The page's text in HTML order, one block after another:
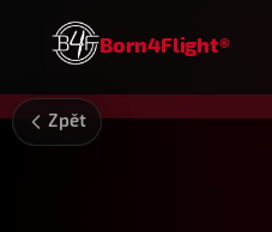
Born4Flight®
Zpět